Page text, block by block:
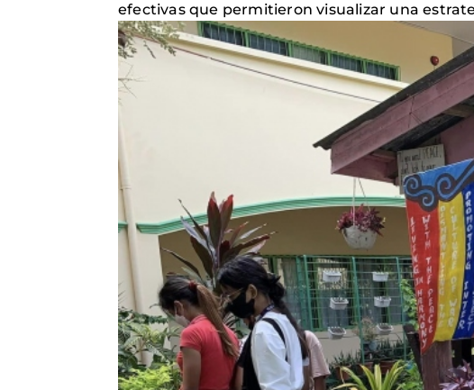
efectivas que permitieron visualizar una